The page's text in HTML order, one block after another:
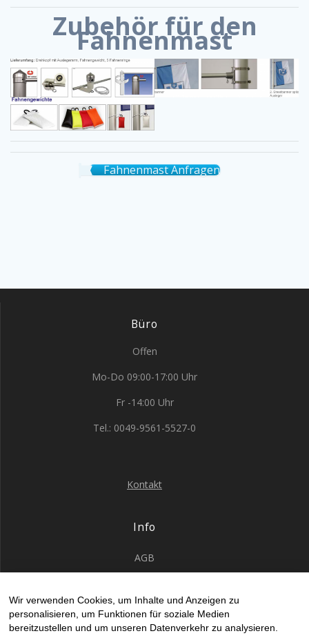
Zubehör für den
Fahnenmast
Fahnenmast Anfragen
Büro
Offen
Mo-Do 09:00-17:00 Uhr
Fr -14:00 Uhr
Tel.: 0049-9561-5527-0
Kontakt
Info
AGB
Impressum
Kontakt Allgemein
Wir verwenden Cookies, um Inhalte und Anzeigen zu
personalisieren, um Funktionen für soziale Medien
bereitzustellen und um unseren Datenverkehr zu analysieren.